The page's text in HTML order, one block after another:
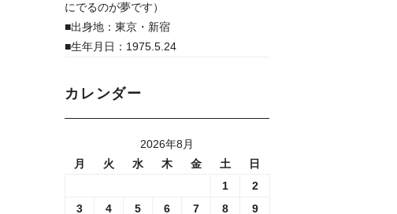
にでるのが夢です）
■出身地：東京・新宿
■生年月日：1975.5.24
カレンダー
2026年8月
月
火 水 木 金 土 日
1
2
3
4 5 6 7 8
9